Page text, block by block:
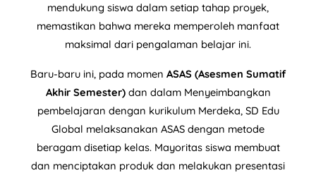
mendukung siswa dalam setiap tahap proyek,
memastikan bahwa mereka memperoleh manfaat
maksimal dari pengalaman belajar ini.
Baru-baru ini, pada momen ASAS (Asesmen Sumatif
Akhir Semester)dan dalam Menyeimbangkan
pembelajaran dengan kurikulum Merdeka, SD Edu
Global melaksanakan ASAS dengan metode
beragam disetiap kelas. Mayoritas siswa membuat
dan menciptakan produk dan melakukan presentasi